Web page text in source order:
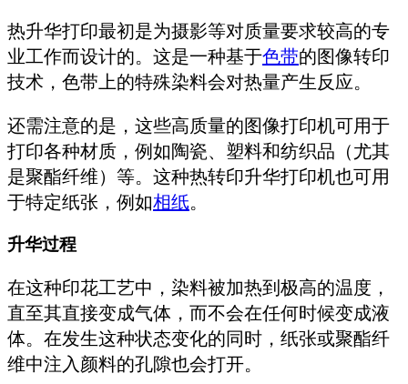
热升华打印最初是为摄影等对质量要求较高的专
业工作而设计的。这是一种基于色带的图像转印
技术，色带上的特殊染料会对热量产生反应。
还需注意的是，这些高质量的图像打印机可用于
打印各种材质，例如陶瓷、塑料和纺织品（尤其
是聚酯纤维）等。这种热转印升华打印机也可用
于特定纸张，例如相纸。
升华过程
在这种印花工艺中，染料被加热到极高的温度，
直至其直接变成气体，而不会在任何时候变成液
体。在发生这种状态变化的同时，纸张或聚酯纤
维中注入颜料的孔隙也会打开。